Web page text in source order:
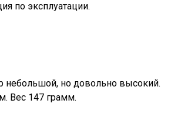
по эксплуатации.
небольшой, но довольно высокий.
Вес 147 грамм.